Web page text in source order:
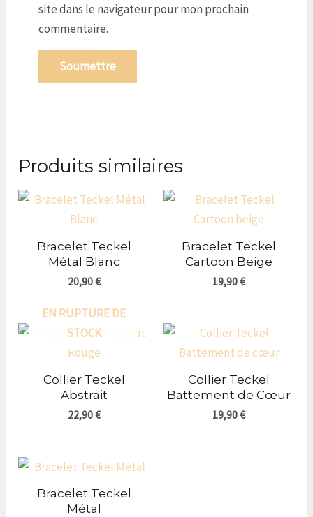
site dans le navigateur pour mon prochain
commentaire.
Produits similaires
Bracelet Teckel
Métal Blanc
20,90€
Bracelet Teckel
Cartoon Beige
19,90€
EN RUPTURE DE
STOCK
Collier Teckel
Abstrait
22,90€
Collier Teckel
Battement de Cœur
19,90€
Bracelet Teckel
Métal